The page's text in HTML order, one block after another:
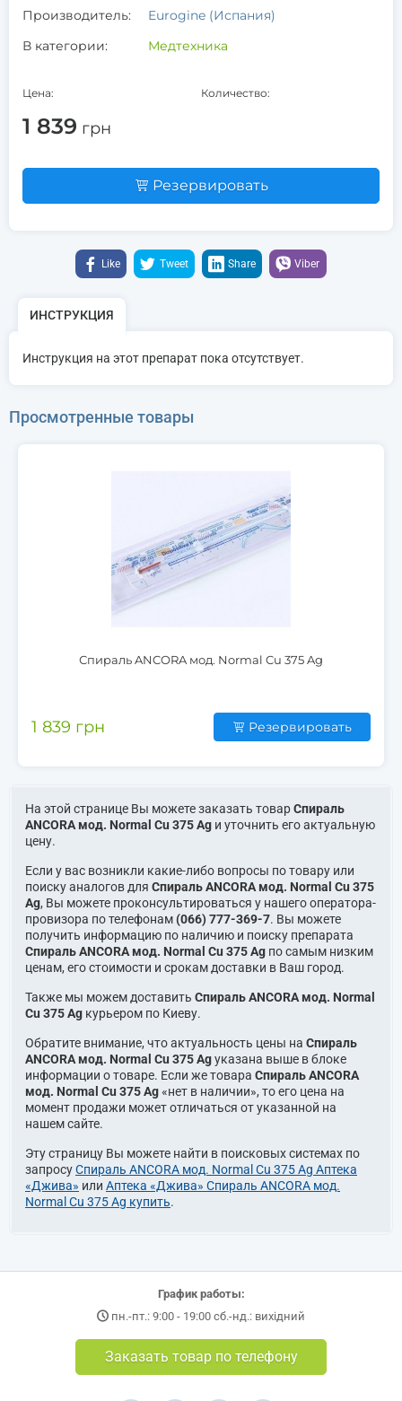
Производитель:
Eurogine (Испания)
В категории:
Медтехника
Цена:
1 839 грн
Количество:
Резервировать
Like Tweet Share Viber
ИНСТРУКЦИЯ
Инструкция на этот препарат пока отсутствует.
Просмотренные товары
Спираль ANCORA мод. Normal Cu 375 Ag
Резервировать
1 839 грн
На этой странице Вы можете заказать товарСпираль
ANCORA мод. Normal Cu 375 Ag и уточнить его актуальную
цену.
Если у вас возникли какие-либо вопросы по товару или
поиску аналогов для Спираль ANCORA мод. Normal Cu 375
Ag, Вы можете проконсультироваться у нашего оператора-
провизора по телефонам (066) 777-369-7. Вы можете
получить информацию по наличию и поиску препарата
Спираль ANCORA мод. Normal Cu 375 Ag по самым низким
ценам, его стоимости и срокам доставки в Ваш город.
Также мы можем доставить Спираль ANCORA мод. Normal
Cu 375 Ag курьером по Киеву.
Обратите внимание, что актуальность цены на Спираль
ANCORA мод. Normal Cu 375 Agуказана выше в блоке
информации о товаре. Если же товара Спираль ANCORA
мод. Normal Cu 375 Ag«нет в наличии», то его цена на
момент продажи может отличаться от указанной на
нашем сайте.
Эту страницу Вы можете найти в поисковых системах по
запросуСпираль ANCORA мод. Normal Cu 375 Ag Аптека
«Джива» или Аптека «Джива» Спираль ANCORA мод.
Normal Cu 375 Ag купить.
График работы:
пн.-пт.: 9:00 - 19:00 сб.-нд.: вихідний
Заказать товар по телефону